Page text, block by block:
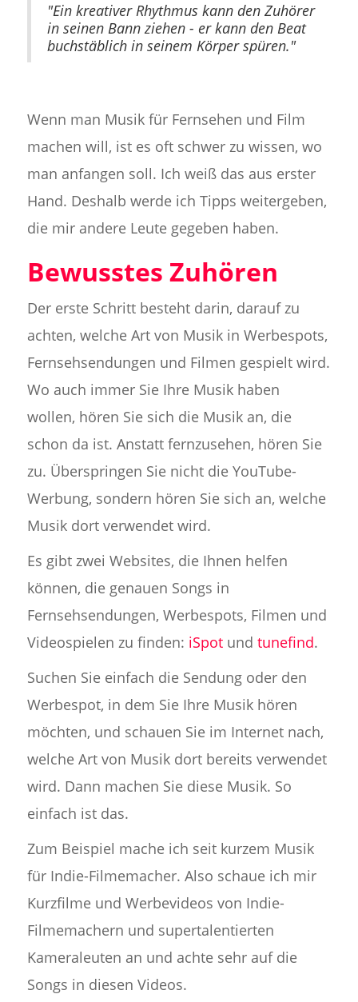
"Ein kreativer Rhythmus kann den Zuhörer
in seinen Bann ziehen - er kann den Beat
buchstäblich in seinem Körper spüren."‍
Wenn man Musik für Fernsehen und Film
machen will, ist es oft schwer zu wissen, wo
man anfangen soll. Ich weiß das aus erster
Hand. Deshalb werde ich Tipps weitergeben,
die mir andere Leute gegeben haben.
Bewusstes Zuhören
Der erste Schritt besteht darin, darauf zu
achten, welche Art von Musik in Werbespots,
Fernsehsendungen und Filmen gespielt wird.
Wo auch immer Sie Ihre Musik haben
wollen, hören Sie sich die Musik an, die
schon da ist. Anstatt fernzusehen, hören Sie
zu. Überspringen Sie nicht die YouTube-
Werbung, sondern hören Sie sich an, welche
Musik dort verwendet wird.
Es gibt zwei Websites, die Ihnen helfen
können, die genauen Songs in
Fernsehsendungen, Werbespots, Filmen und
Videospielen zu finden: iSpotund tunefind.
Suchen Sie einfach die Sendung oder den
Werbespot, in dem Sie Ihre Musik hören
möchten, und schauen Sie im Internet nach,
welche Art von Musik dort bereits verwendet
wird. Dann machen Sie diese Musik. So
einfach ist das.
Zum Beispiel mache ich seit kurzem Musik
für Indie-Filmemacher. Also schaue ich mir
Kurzfilme und Werbevideos von Indie-
Filmemachern und supertalentierten
Kameraleuten an und achte sehr auf die
Songs in diesen Videos.